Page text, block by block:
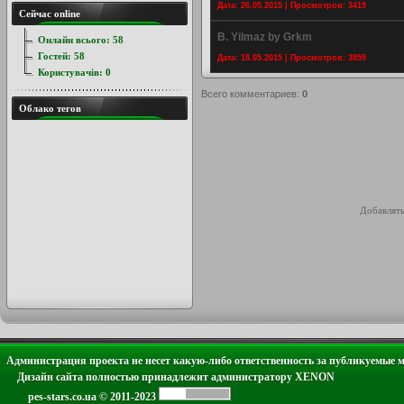
Дата: 26.05.2015 | Просмотров: 3419
B. Yilmaz by Grkm
Дата: 18.05.2015 | Просмотров: 3859
Всего комментариев: 0
Сейчас online
Онлайн всього: 58
Гостей: 58
Користувачів: 0
Облако тегов
Администрация проекта не несет какую-либо ответственность за публикуемые
Дизайн сайта полностью принадлежит администратору XENON
pes-stars.co.ua © 2011-2023